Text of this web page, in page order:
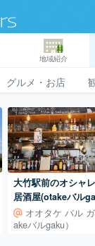
地域紹介
グルメ・お店
大竹駅前のオシャ
居酒屋(otakeバル
オオタケ バル
akeバルgaku）